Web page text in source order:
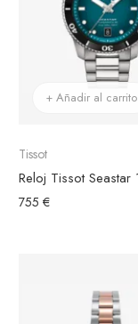
+ Añadir al carrito
Tissot
755 €